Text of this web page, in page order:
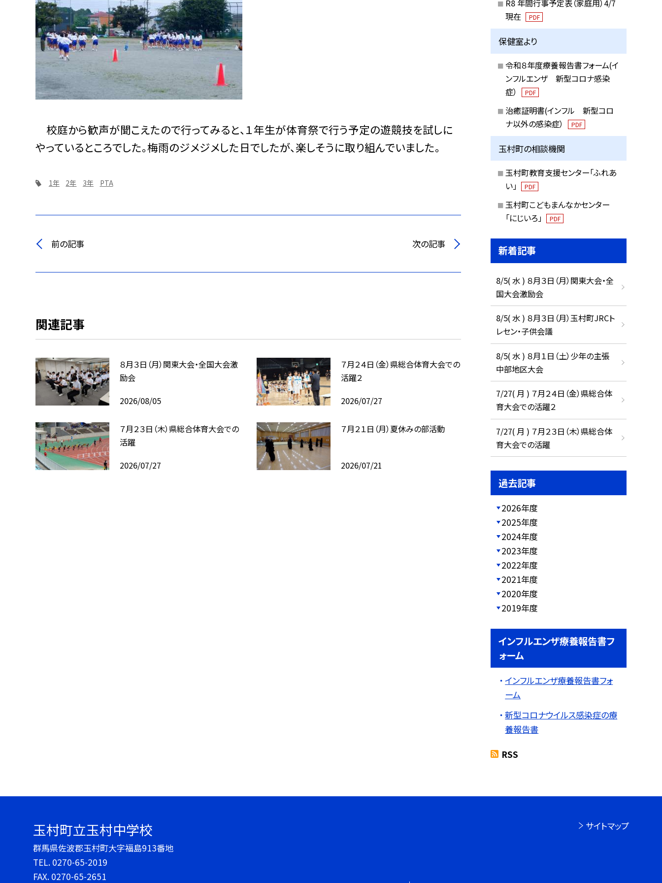
校庭から歓声が聞こえたので行ってみると、１年生が体育祭で行う予定の遊競技を試しに
やっているところでした。梅雨のジメジメした日でしたが、楽しそうに取り組んでいました。
1年 2年 3年 PTA
前の記事 次の記事
関連記事
８月３日（月）関東大会・全国大会激
励会
2026/08/05
７月２４日（金）県総合体育大会での
活躍２
2026/07/27
７月２３日（木）県総合体育大会での
活躍
2026/07/27
７月２１日（月）夏休みの部活動
2026/07/21
R8 年間行事予定表（家庭用）4/7
現在
PDF
保健室より
令和８年度療養報告書フォーム(イ
ンフルエンザ 新型コロナ感染
症）
PDF
治癒証明書(インフル 新型コロ
ナ以外の感染症）
PDF
玉村町の相談機関
玉村町教育支援センター「ふれあ
い」
PDF
玉村町こどもまんなかセンター
「にじいろ」
PDF
新着記事
8/5( 水 ) ８月３日（月）関東大会・全
国大会激励会
8/5( 水 ) ８月３日（月）玉村町JRCト
レセン・子供会議
8/5( 水 ) ８月１日（土）少年の主張
中部地区大会
7/27( 月 ) ７月２４日（金）県総合体
育大会での活躍２
7/27( 月 ) ７月２３日（木）県総合体
育大会での活躍
過去記事
2026年度
2025年度
2024年度
2023年度
2022年度
2021年度
2020年度
2019年度
インフルエンザ療養報告書フ
ォーム
インフルエンザ療養報告書フォ
ーム
新型コロナウイルス感染症の療
養報告書
RSS
玉村町立玉村中学校
群馬県佐波郡玉村町大字福島913番地
TEL. 0270-65-2019
FAX. 0270-65-2651
サイトマップ